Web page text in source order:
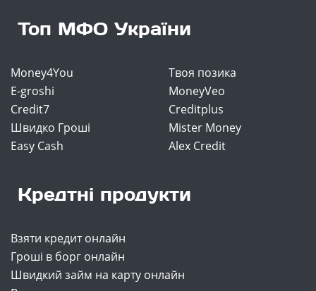
Топ МФО України
Money4You
Твоя позика
E-groshi
MoneyVeo
Credit7
Creditplus
Швидко Гроші
Mister Money
Easy Cash
Alex Credit
Кредтні продукти
Взяти кредит онлайн
Гроші в борг онлайн
Швидкий займ на карту онлайн